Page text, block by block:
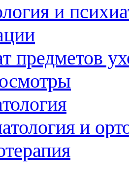
и
предметов
и